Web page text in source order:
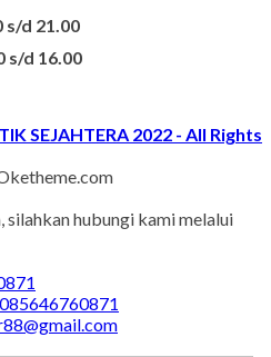
s/d 21.00
s/d 16.00
SEJAHTERA 2022 - All Rights
silahkan hubungi kami melalui
085646760871